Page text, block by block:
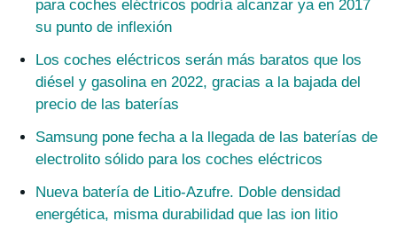
para coches eléctricos podría alcanzar ya en 2017
su punto de inflexión
Los coches eléctricos serán más baratos que los
diésel y gasolina en 2022, gracias a la bajada del
precio de las baterías
Samsung pone fecha a la llegada de las baterías de
electrolito sólido para los coches eléctricos
Nueva batería de Litio-Azufre. Doble densidad
energética, misma durabilidad que las ion litio